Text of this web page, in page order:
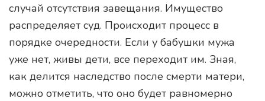
случай отсутствия завещания. Имущество
распределяет суд. Происходит процесс в
порядке очередности. Если у бабушки мужа
уже нет, живы дети, все переходит им. Зная,
как делится наследство после смерти матери,
можно отметить, что оно будет равномерно